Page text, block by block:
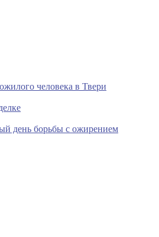
человека в Твери
день борьбы с ожирением